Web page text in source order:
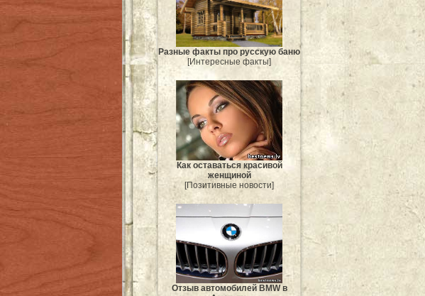
Разные факты про русскую баню
[Интересные факты]
Как оставаться красивой
женщиной
[Позитивные новости]
Отзыв автомобилей BMW в